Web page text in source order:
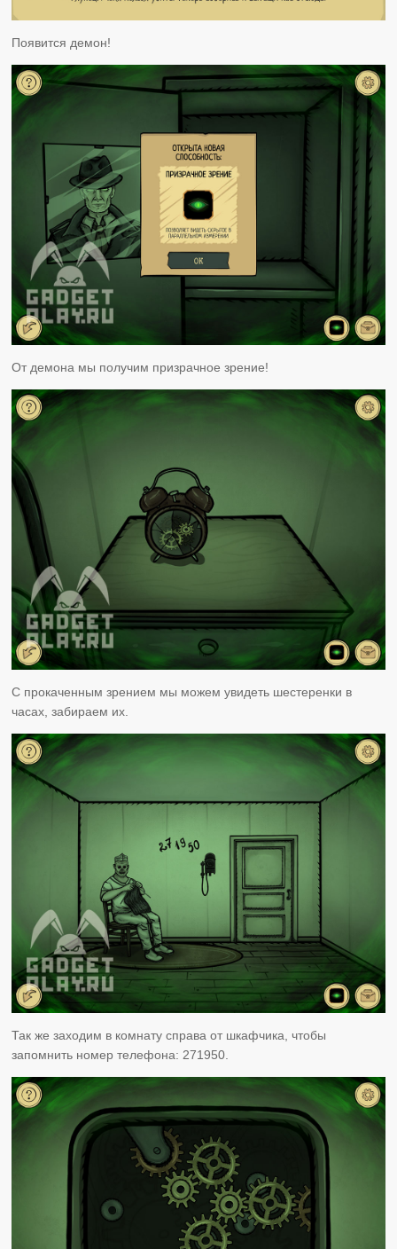
Появится демон!
От демона мы получим призрачное зрение!
С прокаченным зрением мы можем увидеть шестеренки в
часах, забираем их.
Так же заходим в комнату справа от шкафчика, чтобы
запомнить номер телефона: 271950.